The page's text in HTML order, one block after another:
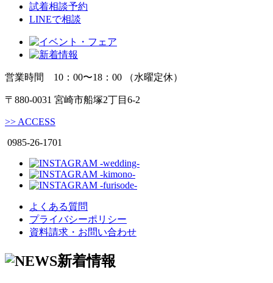
試着相談予約
LINEで相談
営業時間 10：00〜18：00 （水曜定休）
〒880-0031 宮崎市船塚2丁目6-2
>> ACCESS
0985-26-1701
よくある質問
プライバシーポリシー
資料請求・お問い合わせ
新着情報